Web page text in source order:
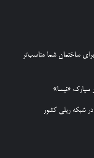
برای ساختمان شما مناسب‌تر
سیارک «نیسا»
شبکه ریلی کشور